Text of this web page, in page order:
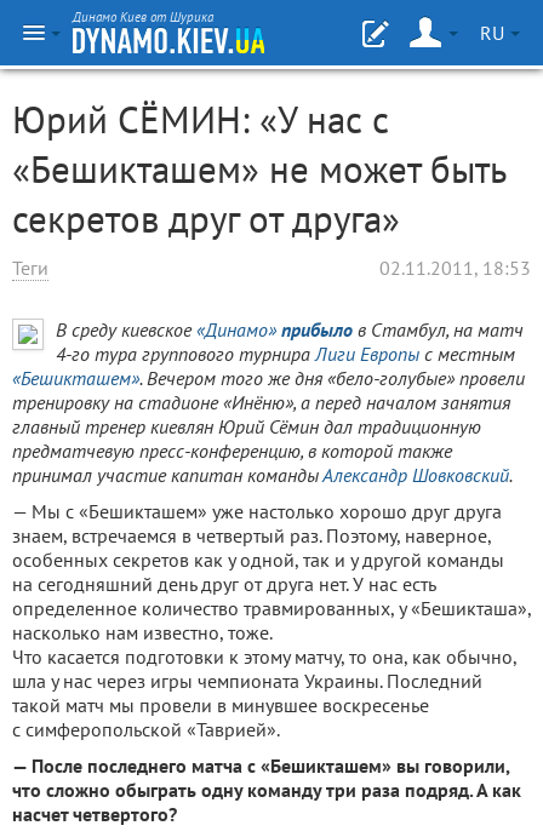
Динамо Киев от Шурика
RU
Юрий СЁМИН: «У нас с
«Бешикташем» не может быть
секретов друг от друга»
Теги 02.11.2011, 18:53
В среду киевское«Динамо» прибыло в Стамбул, на матч
4-го тура группового турнираЛиги Европы с местным
«Бешикташем». Вечером того же дня «бело-голубые» провели
тренировку на стадионе «Инёню», а перед началом занятия
главный тренер киевлян Юрий Сёмин дал традиционную
предматчевую пресс-конференцию, в которой также
принимал участие капитан командыАлександр Шовковский.
— Мы с «Бешикташем» уже настолько хорошо друг друга
знаем, встречаемся в четвертый раз. Поэтому, наверное,
особенных секретов как у одной, так и у другой команды
на сегодняшний день друг от друга нет. У нас есть
определенное количество травмированных, у «Бешикташа»,
насколько нам известно, тоже.
Что касается подготовки к этому матчу, то она, как обычно,
шла у нас через игры чемпионата Украины. Последний
такой матч мы провели в минувшее воскресенье
с симферопольской «Таврией».
— После последнего матча с «Бешикташем» вы говорили,
что сложно обыграть одну команду три раза подряд. А как
насчет четвертого?